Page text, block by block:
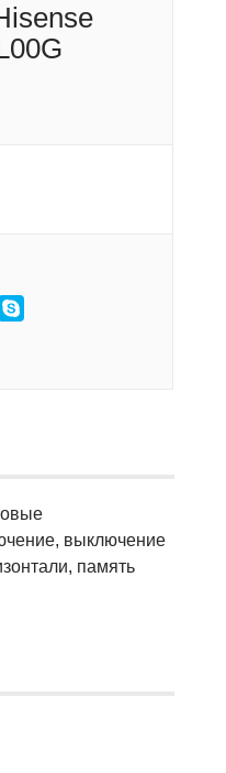
выключение
память